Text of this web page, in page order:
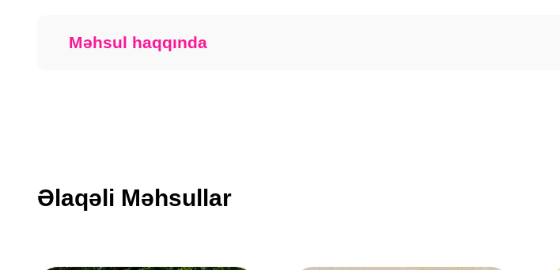
Məhsul haqqında
Əlaqəli Məhsullar